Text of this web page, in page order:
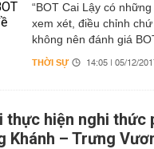
“BOT Cai Lậy có
xem xét, điều chỉnh
không nên đánh giá
THỜI SỰ 14:05 | 05/12/
thực hiện nghi thức
Khánh – Trưng